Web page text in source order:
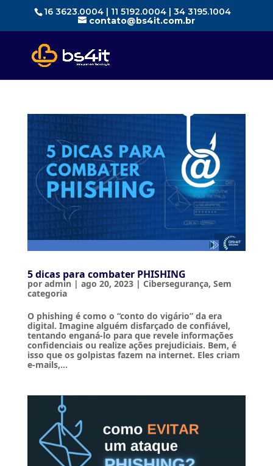
16 3623.0004 | 11 5192.0004 | 34 3195.1004
contato@bs4it.com.br
5 dicas para combater PHISHING
por admin | ago 20, 2023| Cibersegurança, Sem
categoria
O phishing é como o “conto do vigário” da era
digital. Imagine alguém disfarçado de confiável,
tentando enganá-lo para que revele informações
confidenciais ou realize ações prejudiciais. Bem, é
isso que os golpistas fazem na internet. Eles criam
e-mails,...